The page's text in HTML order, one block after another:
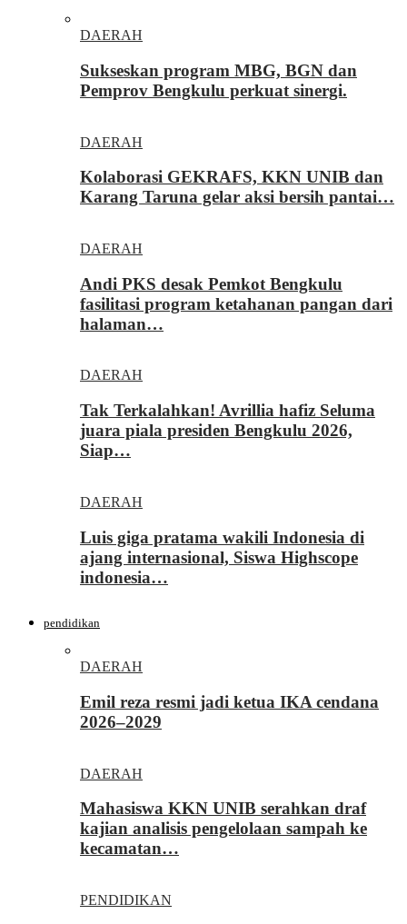
DAERAH
Sukseskan program MBG, BGN dan
Pemprov Bengkulu perkuat sinergi.
DAERAH
Kolaborasi GEKRAFS, KKN UNIB dan
Karang Taruna gelar aksi bersih pantai…
DAERAH
Andi PKS desak Pemkot Bengkulu
fasilitasi program ketahanan pangan dari
halaman…
DAERAH
Tak Terkalahkan! Avrillia hafiz Seluma
juara piala presiden Bengkulu 2026,
Siap…
DAERAH
Luis giga pratama wakili Indonesia di
ajang internasional, Siswa Highscope
indonesia…
pendidikan
DAERAH
Emil reza resmi jadi ketua IKA cendana
2026–2029
DAERAH
Mahasiswa KKN UNIB serahkan draf
kajian analisis pengelolaan sampah ke
kecamatan…
PENDIDIKAN